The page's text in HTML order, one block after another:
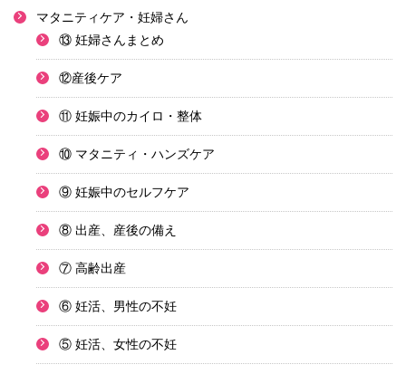
マタニティケア・妊婦さん
⑬ 妊婦さんまとめ
⑫産後ケア
⑪ 妊娠中のカイロ・整体
⑩ マタニティ・ハンズケア
⑨ 妊娠中のセルフケア
⑧ 出産、産後の備え
⑦ 高齢出産
⑥ 妊活、男性の不妊
⑤ 妊活、女性の不妊